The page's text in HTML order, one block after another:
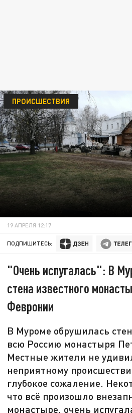
ПРОИСШЕСТВИЯ
19 АПРЕЛЯ 12:17
ПОДПИШИТЕСЬ:
"Очень испугалась": В
стена известного
Февронии
В Муроме обрушилась
всю Россию монастыря
Местные жители не
неприятному
глубокое сожаление.
что всё произошло
монастыре, очень